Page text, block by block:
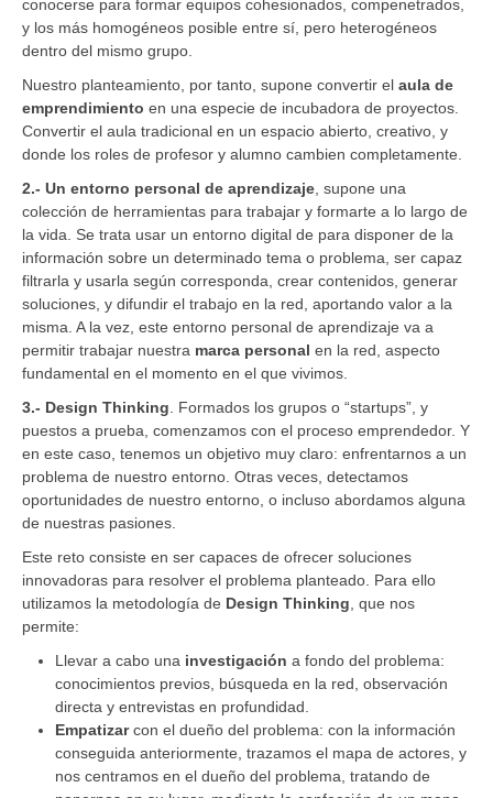
conocerse para formar equipos cohesionados, compenetrados,
y los más homogéneos posible entre sí, pero heterogéneos
dentro del mismo grupo.
Nuestro planteamiento, por tanto, supone convertir el aula de
emprendimiento en una especie de incubadora de proyectos.
Convertir el aula tradicional en un espacio abierto, creativo, y
donde los roles de profesor y alumno cambien completamente.
2.- Un entorno personal de aprendizaje , supone una
colección de herramientas para trabajar y formarte a lo largo de
la vida. Se trata usar un entorno digital de para disponer de la
información sobre un determinado tema o problema, ser capaz
filtrarla y usarla según corresponda, crear contenidos, generar
soluciones, y difundir el trabajo en la red, aportando valor a la
misma. A la vez, este entorno personal de aprendizaje va a
permitir trabajar nuestra marca personal en la red, aspecto
fundamental en el momento en el que vivimos.
3.- Design Thinking . Formados los grupos o “startups”, y
puestos a prueba, comenzamos con el proceso emprendedor. Y
en este caso, tenemos un objetivo muy claro: enfrentarnos a un
problema de nuestro entorno. Otras veces, detectamos
oportunidades de nuestro entorno, o incluso abordamos alguna
de nuestras pasiones.
Este reto consiste en ser capaces de ofrecer soluciones
innovadoras para resolver el problema planteado. Para ello
utilizamos la metodología de Design Thinking , que nos
permite:
Llevar a cabo una investigación a fondo del problema:
conocimientos previos, búsqueda en la red, observación
directa y entrevistas en profundidad.
Empatizarcon el dueño del problema: con la información
conseguida anteriormente, trazamos el mapa de actores, y
nos centramos en el dueño del problema, tratando de